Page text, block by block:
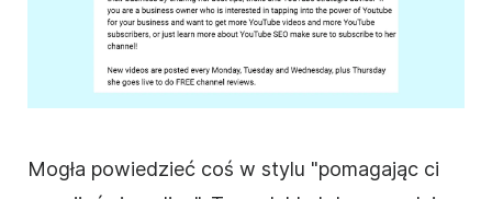
Mogła powiedzieć coś w stylu "pomagając ci